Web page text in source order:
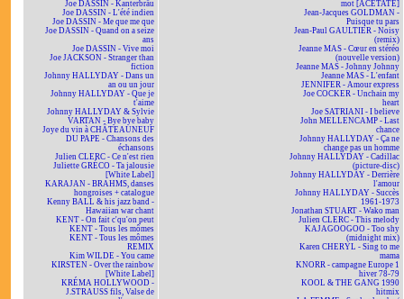
Joe DASSIN - Kanterbräu
Joe DASSIN - L'été indien
Joe DASSIN - Me que me que
Joe DASSIN - Quand on a seize
ans
Joe DASSIN - Vive moi
Joe JACKSON - Stranger than
fiction
Johnny HALLYDAY - Dans un
an ou un jour
Johnny HALLYDAY - Que je
t'aime
Johnny HALLYDAY & Sylvie
VARTAN - Bye bye baby
Joye du vin à CHÂTEAUNEUF
DU PAPE - Chansons des
échansons
Julien CLERC - Ce n'est rien
Juliette GRÉCO - Ta jalousie
[White Label]
KARAJAN - BRAHMS, danses
hongroises + catalogue
Kenny BALL & his jazz band -
Hawaiian war chant
KENT - On fait c'qu'on peut
KENT - Tous les mômes
KENT - Tous les mômes
REMIX
Kim WILDE - You came
KIRSTEN - Over the rainbow
[White Label]
KRÉMA HOLLYWOOD -
J.STRAUSS fils, Valse de
mot [ACÉTATE]
Jean-Jacques GOLDMAN -
Puisque tu pars
Jean-Paul GAULTIER - Noisy
(remix)
Jeanne MAS - Cœur en stéréo
(nouvelle version)
Jeanne MAS - Johnny Johnny
Jeanne MAS - L'enfant
JENNIFER - Amour express
Joe COCKER - Unchain my
heart
Joe SATRIANI - I believe
John MELLENCAMP - Last
chance
Johnny HALLYDAY - Ça ne
change pas un homme
Johnny HALLYDAY - Cadillac
(picture-disc)
Johnny HALLYDAY - Derrière
l'amour
Johnny HALLYDAY - Succès
1961-1973
Jonathan STUART - Wako man
Julien CLERC - This melody
KAJAGOOGOO - Too shy
(midnight mix)
Karen CHERYL - Sing to me
mama
KNORR - campagne Europe 1
hiver 78-79
KOOL & THE GANG 1990
hitmix